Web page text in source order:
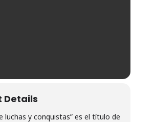
Details
luchas y conquistas” es el título de